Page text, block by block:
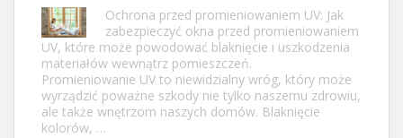
Ochrona przed promieniowaniem UV: Jak
zabezpieczyć okna przed promieniowaniem
UV, które może powodować blaknięcie i uszkodzenia
materiałów wewnątrz pomieszczeń.
Promieniowanie UV to niewidzialny wróg, który może
wyrządzić poważne szkody nie tylko naszemu zdrowiu,
ale także wnętrzom naszych domów. Blaknięcie
kolorów, …